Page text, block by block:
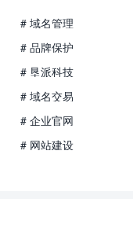
# 域名管理
# 品牌保护
# 垦派科技
# 域名交易
# 企业官网
# 网站建设